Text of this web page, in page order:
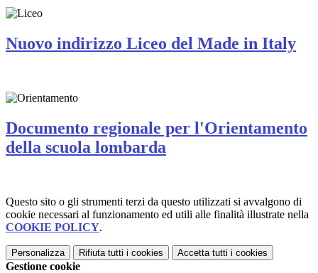
Nuovo indirizzo Liceo del Made in Italy
Documento regionale per l'Orientamento
della scuola lombarda
Questo sito o gli strumenti terzi da questo utilizzati si avvalgono di
cookie necessari al funzionamento ed utili alle finalità illustrate nella
COOKIE POLICY.
Personalizza Rifiuta tutti i cookies Accetta tutti i cookies
Gestione cookie